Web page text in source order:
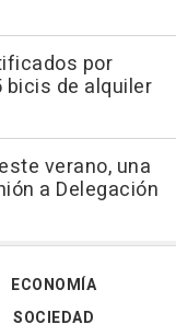
por
de alquiler
verano, una
a Delegación
ECONOMÍA
SOCIEDAD